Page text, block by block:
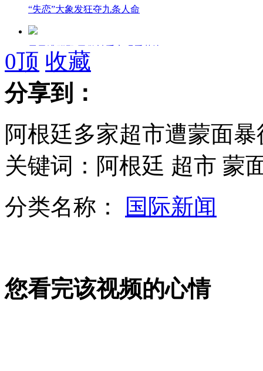
“失恋”大象发狂夺九条人命
男子遭群殴 民警袖手旁观看惹恼
爆笑：当《甩葱歌》遇到《忐忑》
英国4岁小话痨讲圣诞故事爆红网络
北京降雪致晚高峰全年最堵
山西运城恶犬咬伤多人 警民合力深夜将其击毙
0顶 收藏
分享到：
阿根廷多家超市遭蒙面
关键词：阿根廷 超市 蒙
分类名称：
国际新闻
您看完该视频的心情